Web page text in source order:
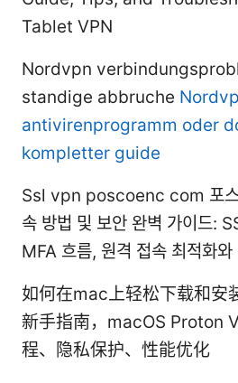
Tablet VPN
Nordvpn
standige abbruche
antivirenprogramm oder
kompletter guide
Ssl vpn poscoenc com 포
속 방법 및 보안 완벽 가이드:
MFA 흐름, 원격 접속 최적화와
如何在mac上轻松下载和安
新手指南，macOS Proton
程、隐私保护、性能优化